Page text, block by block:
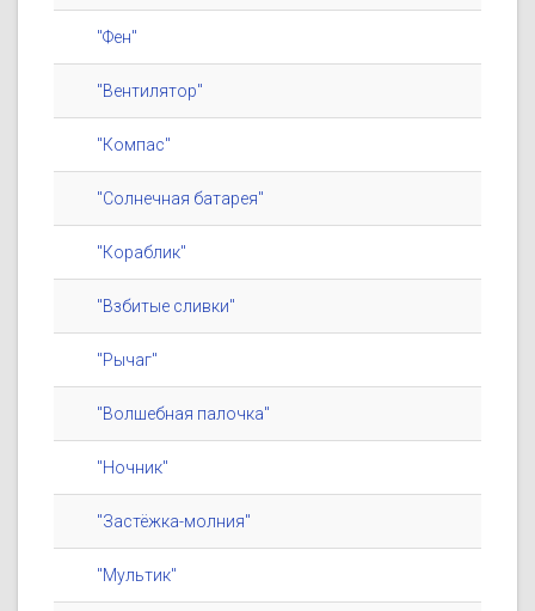
"Фен"
"Вентилятор"
"Компас"
"Солнечная батарея"
"Кораблик"
"Взбитые сливки"
"Рычаг"
"Волшебная палочка"
"Ночник"
"Застёжка-молния"
"Мультик"